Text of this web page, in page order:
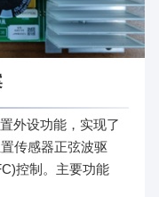
外设功能，实现了
传感器正弦波驱
控制。主要功能